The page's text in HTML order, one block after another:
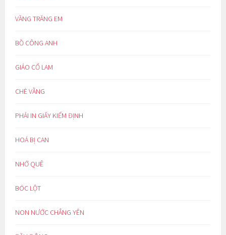
VẦNG TRĂNG EM
BỒ CÔNG ANH
GIẢO CỔ LAM
CHÈ VẰNG
PHẢI IN GIẤY KIỂM ĐỊNH
HOÁ BỊ CAN
NHỚ QUÊ
BÓC LỘT
NON NƯỚC CHẲNG YÊN